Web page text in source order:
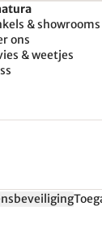
& showrooms
ons
& weetjes